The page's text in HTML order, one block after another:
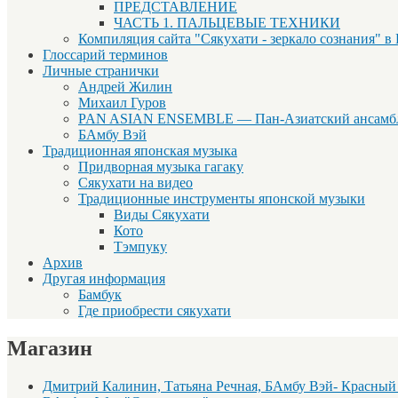
ПРЕДСТАВЛЕНИЕ
ЧАСТЬ 1. ПАЛЬЦЕВЫЕ ТЕХНИКИ
Компиляция сайта "Сякухати - зеркало сознания" в
Глоссарий терминов
Личные странички
Андрей Жилин
Михаил Гуров
PAN ASIAN ENSEMBLE — Пан-Азиатский
БАмбу Вэй
Традиционная японская музыка
Придворная музыка гагаку
Сякухати на видео
Традиционные инструменты японской музыки
Виды Сякухати
Кото
Тэмпуку
Архив
Другая информация
Бамбук
Где приобрести сякухати
Магазин
Дмитрий Калинин, Татьяна Речная, БАмбу Вэй- Красный